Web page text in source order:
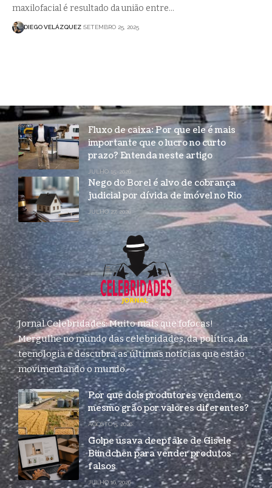
maxilofacial é resultado da união entre…
DIEGO VELÁZQUEZ SETEMBRO 25, 2025
Fluxo de caixa: Por que ele é mais
importante que o lucro no curto
prazo? Entenda neste artigo
JULHO 15, 2026
Nego do Borel é alvo de cobrança
judicial por dívida de imóvel no Rio
JULHO 27, 2026
Jornal Celebridades: Muito mais que fofocas!
Mergulhe no mundo das celebridades, da política, da
tecnologia e descubra as últimas notícias que estão
movimentando o mundo.
Por que dois produtores vendem o
mesmo grão por valores diferentes?
AGOSTO 5, 2026
Golpe usava deepfake de Gisele
Bündchen para vender produtos
falsos
JULHO 16, 2026